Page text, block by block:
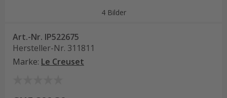
4 Bilder
Art.-Nr. IP522675
Hersteller-Nr. 311811
Marke: Le Creuset